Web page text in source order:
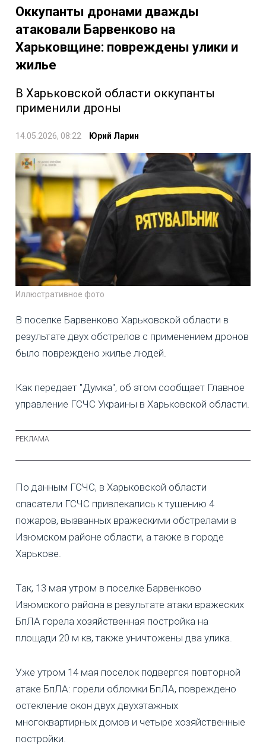
Оккупанты дронами дважды
атаковали Барвенково на
Харьковщине: повреждены улики и
жилье
В Харьковской области оккупанты
применили дроны
14.05.2026, 08:22 Юрий Ларин
Иллюстративное фото
В поселке Барвенково Харьковской области в
результате двух обстрелов с применением дронов
было повреждено жилье людей.
Как передает "Думка", об этом сообщает Главное
управление ГСЧС Украины в Харьковской области.
По данным ГСЧС, в Харьковской области
спасатели ГСЧС привлекались к тушению 4
пожаров, вызванных вражескими обстрелами в
Изюмском районе области, а также в городе
Харькове.
Так, 13 мая утром в поселке Барвенково
Изюмского района в результате атаки вражеских
БпЛА горела хозяйственная постройка на
площади 20 м кв, также уничтожены два улика.
Уже утром 14 мая поселок подвергся повторной
атаке БпЛА: горели обломки БпЛА, повреждено
остекление окон двух двухэтажных
многоквартирных домов и четыре хозяйственные
постройки.